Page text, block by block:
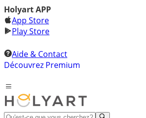
Holyart APP
App Store
Play Store
Aide & Contact
Découvrez Premium